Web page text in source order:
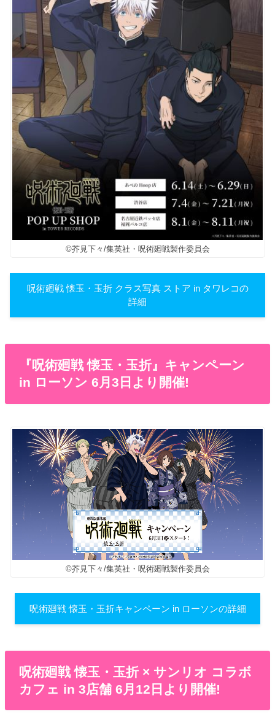
©芥見下々/集英社・呪術廻戦製作委員会
呪術廻戦 懐玉・玉折 クラス写真 ストア in タワレコの
詳細
『呪術廻戦 懐玉・玉折』キャンペーン
in ローソン 6月3日より開催!
©芥見下々/集英社・呪術廻戦製作委員会
呪術廻戦 懐玉・玉折キャンペーン in ローソンの詳細
呪術廻戦 懐玉・玉折 × サンリオ コラボ
カフェ in 3店舗 6月12日より開催!